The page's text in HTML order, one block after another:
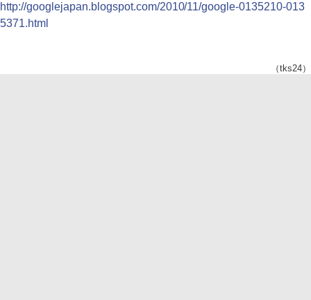
http://googlejapan.blogspot.com/2010/11/google-0135210-013
5371.html
（tks24）